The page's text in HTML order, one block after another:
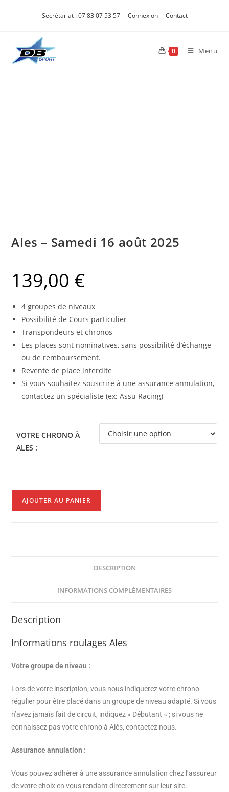
Secrétariat : 07 83 07 53 57 Connexion Contact
0 Menu
Ales – Samedi 16 août 2025
139,00 €
4 groupes de niveaux
Possibilité de Cours particulier
Transpondeurs et chronos
Les places sont nominatives, sans possibilité d’échange
ou de remboursement.
Revente de place interdite
Si vous souhaitez souscrire à une assurance annulation,
contactez un spécialiste (ex: Assu Racing)
VOTRE CHRONO À
ALES :
AJOUTER AU PANIER
DESCRIPTION
INFORMATIONS COMPLÉMENTAIRES
Description
Informations roulages Ales
Votre groupe de niveau :
Lors de votre inscription, vous nous indiquerez votre chrono
régulier pour être placé dans un groupe de niveau adapté. Si vous
n’avez jamais fait de circuit, indiquez « Débutant » ; si vous ne
connaissez pas votre chrono à Alès, contactez nous.
Assurance annulation :
Vous pouvez adhérer à une assurance annulation chez l’assureur
de votre choix en vous rendant directement sur leur site.